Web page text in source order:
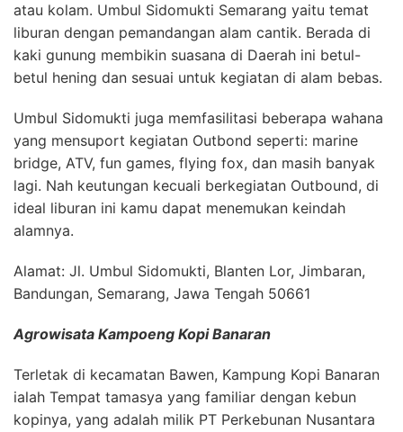
atau kolam. Umbul Sidomukti Semarang yaitu temat
liburan dengan pemandangan alam cantik. Berada di
kaki gunung membikin suasana di Daerah ini betul-
betul hening dan sesuai untuk kegiatan di alam bebas.
Umbul Sidomukti juga memfasilitasi beberapa wahana
yang mensuport kegiatan Outbond seperti: marine
bridge, ATV, fun games, flying fox, dan masih banyak
lagi. Nah keutungan kecuali berkegiatan Outbound, di
ideal liburan ini kamu dapat menemukan keindah
alamnya.
Alamat: Jl. Umbul Sidomukti, Blanten Lor, Jimbaran,
Bandungan, Semarang, Jawa Tengah 50661
Agrowisata Kampoeng Kopi Banaran
Terletak di kecamatan Bawen, Kampung Kopi Banaran
ialah Tempat tamasya yang familiar dengan kebun
kopinya, yang adalah milik PT Perkebunan Nusantara